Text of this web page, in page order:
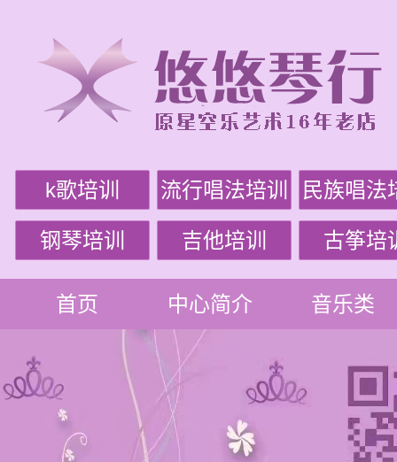
k歌培训 流行唱法培训 民族唱法
钢琴培训 吉他培训 古筝培
首页 中心简介 音乐类